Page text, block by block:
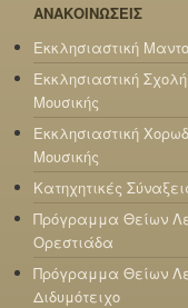
ΑΝΑΚΟΙΝΩΣΕΙΣ
Εκκλησιαστική
Εκκλησιαστική
Μουσικής
Εκκλησιαστική
Μουσικής
Κατηχητικές
Πρόγραμμα Θείων
Ορεστιάδα
Πρόγραμμα Θείων
Διδυμότειχο